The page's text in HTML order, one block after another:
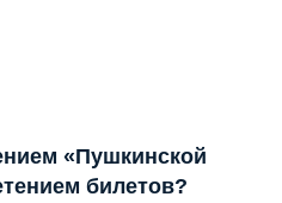
«Пушкинской
билетов?